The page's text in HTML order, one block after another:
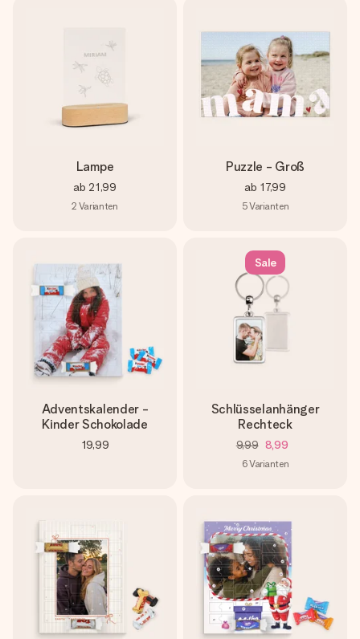
Lampe
ab 21,99
2 Varianten
Puzzle - Groß
ab 17,99
5Varianten
Adventskalender -
Kinder Schokolade
19,99
Sale
Schlüsselanhänger
Rechteck
9,99 8,99
6Varianten